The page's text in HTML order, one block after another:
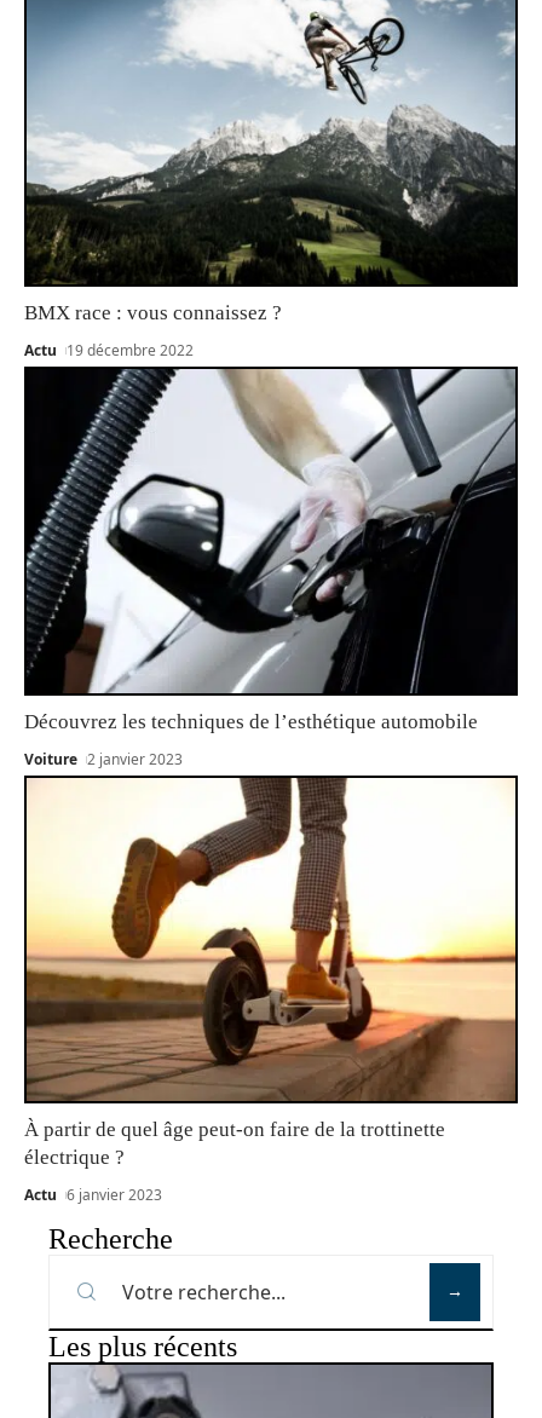
BMX race : vous connaissez ?
Actu 19 décembre 2022
Découvrez les techniques de l’esthétique automobile
Voiture 2 janvier 2023
À partir de quel âge peut-on faire de la trottinette
électrique ?
Actu 6 janvier 2023
Recherche
Les plus récents